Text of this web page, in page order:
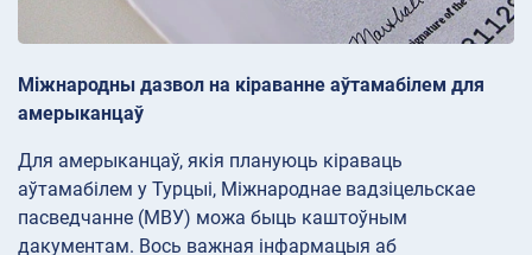
Міжнародны дазвол на кіраванне аўтамабілем для
амерыканцаў
Для амерыканцаў, якія плануюць кіраваць
аўтамабілем у Турцыі, Міжнароднае вадзіцельскае
пасведчанне (МВУ) можа быць каштоўным
дакументам. Вось важная інфармацыя аб